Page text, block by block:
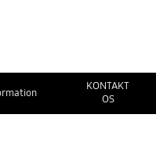
KONTAKT
OS